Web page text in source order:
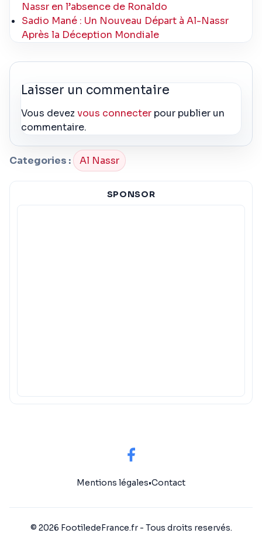
Nassr en l’absence de Ronaldo
Sadio Mané : Un Nouveau Départ à Al-Nassr
Après la Déception Mondiale
Laisser un commentaire
Vous devezvous connecter pour publier un
commentaire.
Categories : Al Nassr
SPONSOR
Mentions légales•Contact
© 2026 FootiledeFrance.fr - Tous droits reservés.